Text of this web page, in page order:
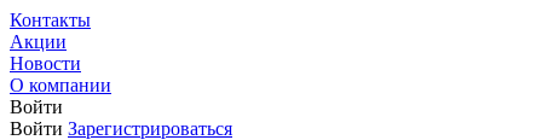
Контакты
Акции
Новости
О компании
Войти
Войти Зарегистрироваться